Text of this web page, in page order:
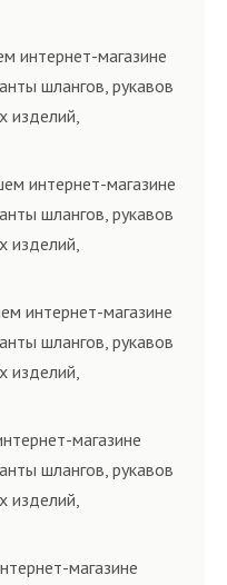
условиям
интернет-магазине
шлангов, рукавов
изделий,
условиям
интернет-магазине
шлангов, рукавов
изделий,
условиям
интернет-магазине
шлангов, рукавов
изделий,
условиям
магазине
шлангов, рукавов
изделий,
условиям
магазине